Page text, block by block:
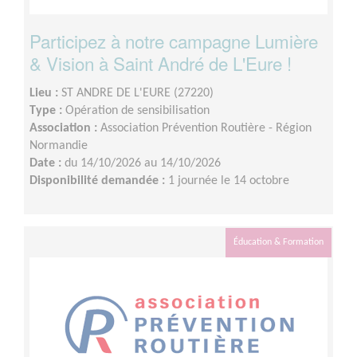
Participez à notre campagne Lumière
& Vision à Saint André de L'Eure !
Lieu : ST ANDRE DE L'EURE (27220)
Type : Opération de sensibilisation
Association : Association Prévention Routière - Région
Normandie
Date : du 14/10/2026 au 14/10/2026
Disponibilité demandée : 1 journée le 14 octobre
Éducation & Formation